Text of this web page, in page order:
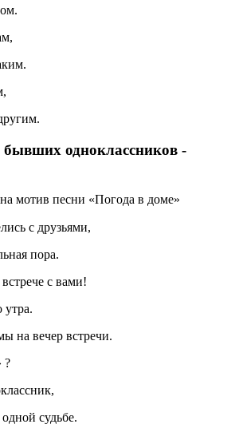
бывших одноклассников -
мотив песни «Погода в доме»
с друзьями,
пора.
с вами!
утра.
на вечер встречи.
?
судьбе.